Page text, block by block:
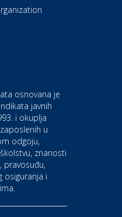
motorne
osnovana je
javnih
i okuplja
u
odgoju,
znanosti
pravosuđu,
osiguranja i